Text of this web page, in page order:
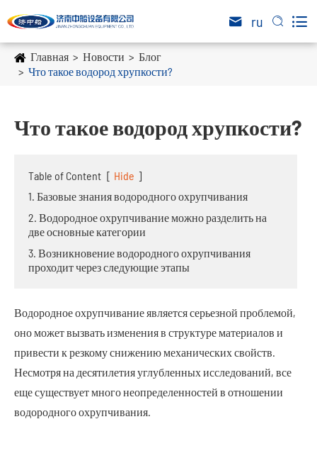
 ru  
Главная Новости
Блог
Что такое водород хрупкости?
Что такое водород хрупкости?
Table of Content [ Hide ]
1. Базовые знания водородного охрупчивания
2. Водородное охрупчивание можно разделить на
две основные категории
3. Возникновение водородного охрупчивания
проходит через следующие этапы
Водородное охрупчивание является серьезной проблемой,
оно может вызвать изменения в структуре материалов и
привести к резкому снижению механических свойств.
Несмотря на десятилетия углубленных исследований, все
еще существует много неопределенностей в отношении
водородного охрупчивания.